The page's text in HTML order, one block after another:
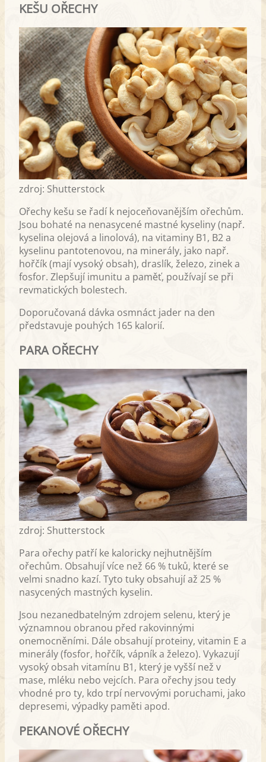
KEŠU OŘECHY
zdroj: Shutterstock
Ořechy kešu se řadí k nejoceňovanějším ořechům.
Jsou bohaté na nenasycené mastné kyseliny (např.
kyselina olejová a linolová), na vitaminy B1, B2 a
kyselinu pantotenovou, na minerály, jako např.
hořčík (mají vysoký obsah), draslík, železo, zinek a
fosfor. Zlepšují imunitu a paměť, používají se při
revmatických bolestech.
Doporučovaná dávka osmnáct jader na den
představuje pouhých 165 kalorií.
PARA OŘECHY
zdroj: Shutterstock
Para ořechy patří ke kaloricky nejhutnějším
ořechům. Obsahují více než 66 % tuků, které se
velmi snadno kazí. Tyto tuky obsahují až 25 %
nasycených mastných kyselin.
Jsou nezanedbatelným zdrojem selenu, který je
významnou obranou před rakovinnými
onemocněními. Dále obsahují proteiny, vitamin E a
minerály (fosfor, hořčík, vápník a železo). Vykazují
vysoký obsah vitamínu B1, který je vyšší než v
mase, mléku nebo vejcích. Para ořechy jsou tedy
vhodné pro ty, kdo trpí nervovými poruchami, jako
depresemi, výpadky paměti apod.
PEKANOVÉ OŘECHY